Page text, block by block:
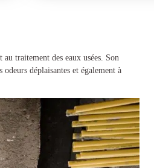
traitement des eaux usées. Son
déplaisantes et également à